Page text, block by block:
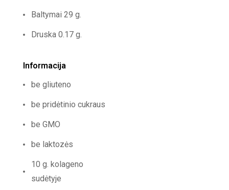
Baltymai 29 g.
Druska 0.17 g.
Informacija
be gliuteno
be pridėtinio cukraus
be GMO
be laktozės
10 g. kolageno
sudėtyje